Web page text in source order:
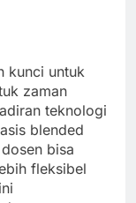
kunci untuk
zaman
teknologi
blended
bisa
fleksibel